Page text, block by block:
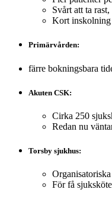
Svårt att ta
Kort inskolning
Primärvården:
färre bokningsbara
Akuten CSK:
Cirka 250
Redan nu
Torsby sjukhus:
För få